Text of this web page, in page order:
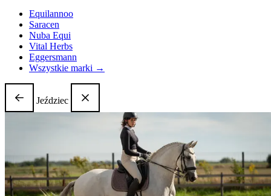
Equilannoo
Saracen
Nuba Equi
Vital Herbs
Eggersmann
Wszystkie marki →
Jeździec